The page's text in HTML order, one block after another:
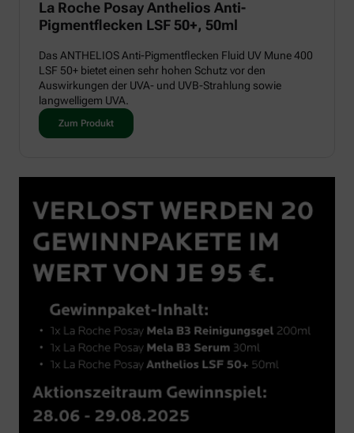
La Roche Posay Anthelios Anti-
Pigmentflecken LSF 50+, 50ml
Das ANTHELIOS Anti-Pigmentflecken Fluid UV Mune 400
LSF 50+ bietet einen sehr hohen Schutz vor den
Auswirkungen der UVA- und UVB-Strahlung sowie
langwelligem UVA.
Zum Produkt